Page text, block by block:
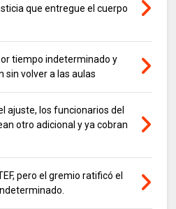
que entregue el cuerpo
tiempo indeterminado y
sin volver a las aulas
ajuste, los funcionarios del
otro adicional y ya cobran
pero el gremio ratificó el